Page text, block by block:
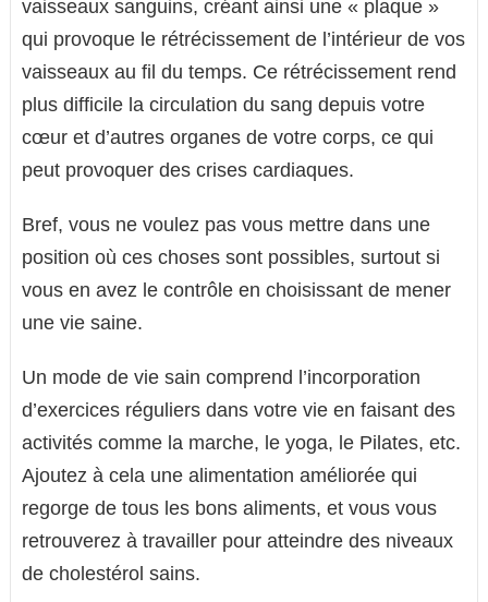
vaisseaux sanguins, créant ainsi une « plaque »
qui provoque le rétrécissement de l’intérieur de vos
vaisseaux au fil du temps. Ce rétrécissement rend
plus difficile la circulation du sang depuis votre
cœur et d’autres organes de votre corps, ce qui
peut provoquer des crises cardiaques.
Bref, vous ne voulez pas vous mettre dans une
position où ces choses sont possibles, surtout si
vous en avez le contrôle en choisissant de mener
une vie saine.
Un mode de vie sain comprend l’incorporation
d’exercices réguliers dans votre vie en faisant des
activités comme la marche, le yoga, le Pilates, etc.
Ajoutez à cela une alimentation améliorée qui
regorge de tous les bons aliments, et vous vous
retrouverez à travailler pour atteindre des niveaux
de cholestérol sains.